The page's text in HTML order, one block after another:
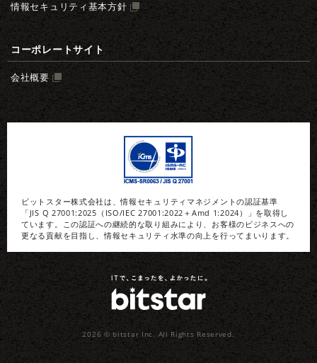
情報セキュリティ基本方針
コーポレートサイト
会社概要
ビットスター株式会社は、情報セキュリティマネジメントの認証基準
「JIS Q 27001:2025（ISO/IEC 27001:2022＋Amd 1:2024）」を取得し
ています。この認証への継続的な取り組みにより、お客様のビジネスへの
更なる貢献を目指し、情報セキュリティ水準の向上を行ってまいります。
2026 © bitstar Inc. All Rights Reserved.